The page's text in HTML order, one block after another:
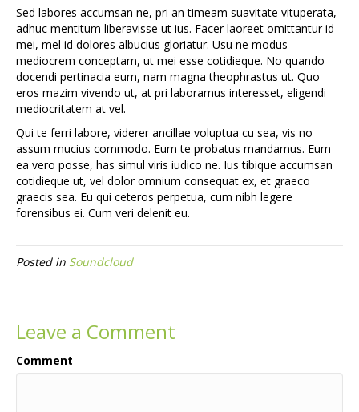
Sed labores accumsan ne, pri an timeam suavitate vituperata,
adhuc mentitum liberavisse ut ius. Facer laoreet omittantur id
mei, mel id dolores albucius gloriatur. Usu ne modus
mediocrem conceptam, ut mei esse cotidieque. No quando
docendi pertinacia eum, nam magna theophrastus ut. Quo
eros mazim vivendo ut, at pri laboramus interesset, eligendi
mediocritatem at vel.
Qui te ferri labore, viderer ancillae voluptua cu sea, vis no
assum mucius commodo. Eum te probatus mandamus. Eum
ea vero posse, has simul viris iudico ne. Ius tibique accumsan
cotidieque ut, vel dolor omnium consequat ex, et graeco
graecis sea. Eu qui ceteros perpetua, cum nibh legere
forensibus ei. Cum veri delenit eu.
Posted in Soundcloud
Leave a Comment
Comment